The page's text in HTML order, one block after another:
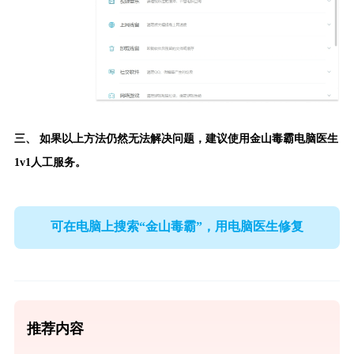
三、 如果以上方法仍然无法解决问题，建议使用金山毒霸电脑医生
1v1人工服务。
可在电脑上搜索“金山毒霸”，用电脑医生修复
推荐内容